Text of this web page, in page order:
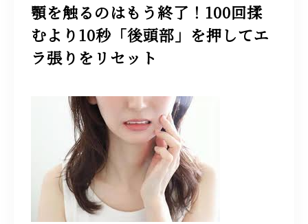
顎を触るのはもう終了！100回揉
むより10秒「後頭部」を押してエ
ラ張りをリセット
アクセス
087-808-8818
営業時間 10：00～22：00
（最終スタート時間〈月～土曜日〉20：00〈日曜日〉19：00）